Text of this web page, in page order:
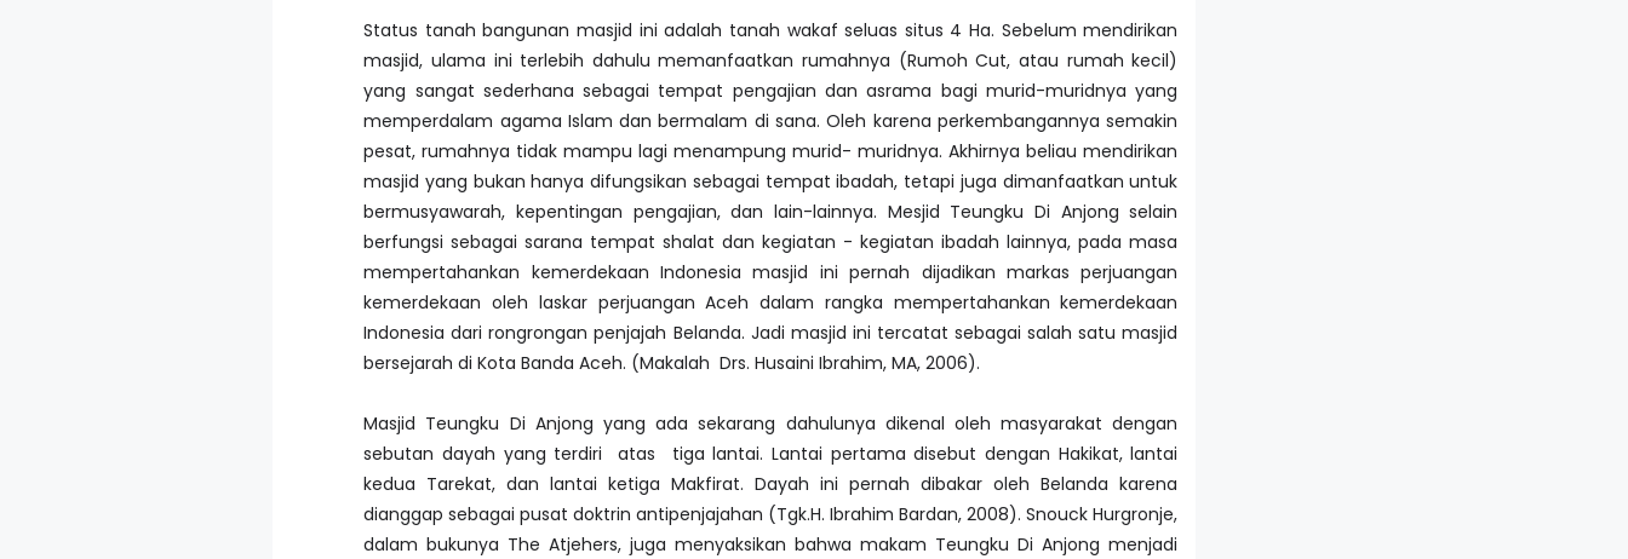
Status tanah bangunan masjid ini adalah tanah wakaf seluas situs 4 Ha. Sebelum mendirikan
masjid, ulama ini terlebih dahulu memanfaatkan rumahnya (Rumoh Cut, atau rumah kecil)
yang sangat sederhana sebagai tempat pengajian dan asrama bagi murid-muridnya yang
memperdalam agama Islam dan bermalam di sana. Oleh karena perkembangannya semakin
pesat, rumahnya tidak mampu lagi menampung murid- muridnya. Akhirnya beliau mendirikan
masjid yang bukan hanya difungsikan sebagai tempat ibadah, tetapi juga dimanfaatkan untuk
bermusyawarah, kepentingan pengajian, dan lain-lainnya. Mesjid Teungku Di Anjong selain
berfungsi sebagai sarana tempat shalat dan kegiatan - kegiatan ibadah lainnya, pada masa
mempertahankan kemerdekaan Indonesia masjid ini pernah dijadikan markas perjuangan
kemerdekaan oleh laskar perjuangan Aceh dalam rangka mempertahankan kemerdekaan
Indonesia dari rongrongan penjajah Belanda. Jadi masjid ini tercatat sebagai salah satu masjid
bersejarah di Kota Banda Aceh. (Makalah Drs. Husaini Ibrahim, MA, 2006).
Masjid Teungku Di Anjong yang ada sekarang dahulunya dikenal oleh masyarakat dengan
sebutan dayah yang terdiri atas tiga lantai. Lantai pertama disebut dengan Hakikat, lantai
kedua Tarekat, dan lantai ketiga Makfirat. Dayah ini pernah dibakar oleh Belanda karena
dianggap sebagai pusat doktrin antipenjajahan (Tgk.H. Ibrahim Bardan, 2008). Snouck Hurgronje,
dalam bukunya The Atjehers, juga menyaksikan bahwa makam Teungku Di Anjong menjadi